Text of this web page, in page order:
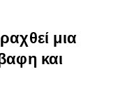
μια
και